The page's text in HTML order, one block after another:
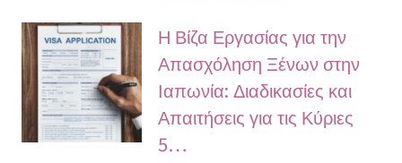
Η Βίζα Εργασίας για την
Απασχόληση Ξένων στην
Ιαπωνία: Διαδικασίες και
Απαιτήσεις για τις Κύριες
5…